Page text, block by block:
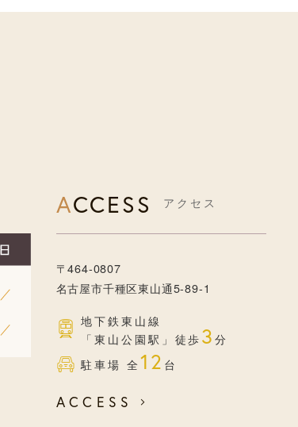
ACCESS アクセス
〒464-0807
名古屋市千種区東山通5-89-1
地下鉄東山線
「東山公園駅」徒歩3分
駐車場 全12 台
ACCESS